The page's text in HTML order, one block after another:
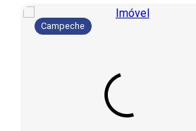
Campeche